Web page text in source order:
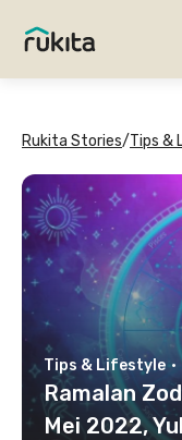
Rukita Stories/Tips &
Tips & Lifestyle ·
Ramalan
Mei 2022,